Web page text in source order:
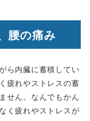
腰の痛み
ら内臓に蓄積してい
疲れやストレスの蓄
せん。なんでもかん
く疲れやストレスが